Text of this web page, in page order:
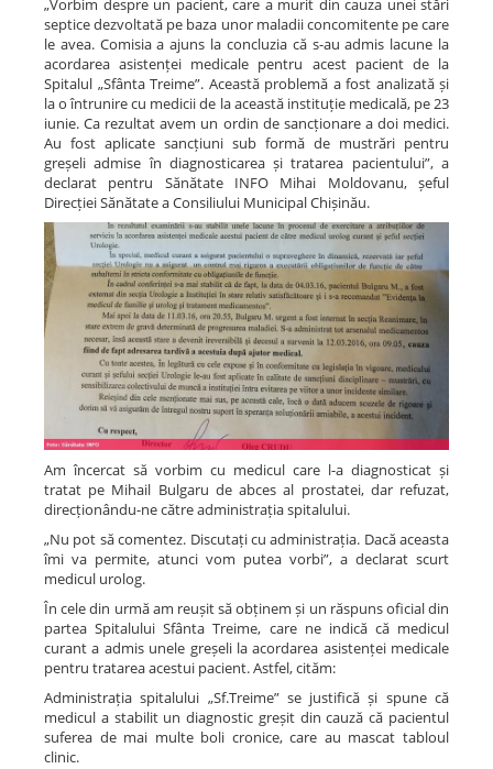
„Vorbim despre un pacient, care a murit din cauza unei stări
septice dezvoltată pe baza unor maladii concomitente pe care
le avea. Comisia a ajuns la concluzia că s-au admis lacune la
acordarea asistenței medicale pentru acest pacient de la
Spitalul „Sfânta Treime”. Această problemă a fost analizată și
la o întrunire cu medicii de la această instituție medicală, pe 23
iunie. Ca rezultat avem un ordin de sancționare a doi medici.
Au fost aplicate sancțiuni sub formă de mustrări pentru
greșeli admise în diagnosticarea și tratarea pacientului”, a
declarat pentru Sănătate INFO Mihai Moldovanu, șeful
Direcției Sănătate a Consiliului Municipal Chișinău.
Am încercat să vorbim cu medicul care l-a diagnosticat și
tratat pe Mihail Bulgaru de abces al prostatei, dar refuzat,
direcționându-ne către administrația spitalului.
„Nu pot să comentez. Discutați cu administrația. Dacă aceasta
îmi va permite, atunci vom putea vorbi”, a declarat scurt
medicul urolog.
În cele din urmă am reușit să obținem și un răspuns oficial din
partea Spitalului Sfânta Treime, care ne indică că medicul
curant a admis unele greșeli la acordarea asistenței medicale
pentru tratarea acestui pacient. Astfel, cităm:
Administrația spitalului „Sf.Treime” se justifică și spune că
medicul a stabilit un diagnostic greșit din cauză că pacientul
suferea de mai multe boli cronice, care au mascat tabloul
clinic.